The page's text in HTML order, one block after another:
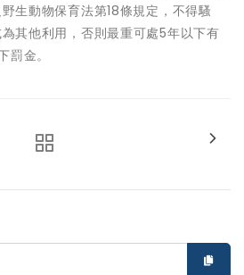
生動物保育法第18條規定，不得騷
其他利用，否則最重可處5年以下有
罰金。